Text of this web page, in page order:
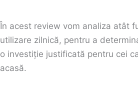
În acest review vom analiza atât
utilizare zilnică, pentru a
o investiție justificată pentru cei
acasă.